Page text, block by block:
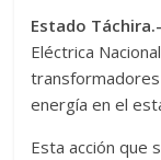
Estado Táchira.-
Eléctrica
energía en el
Esta acción que